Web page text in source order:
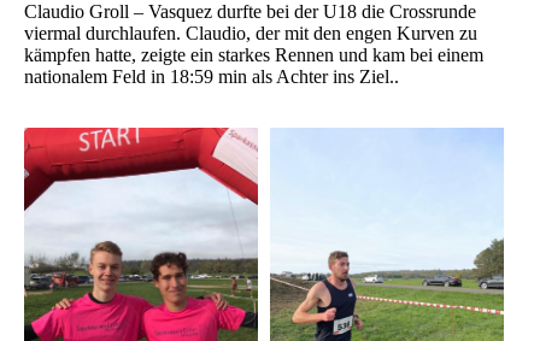
Claudio Groll – Vasquez durfte bei der U18 die Crossrunde
viermal durchlaufen. Claudio, der mit den engen Kurven zu
kämpfen hatte, zeigte ein starkes Rennen und kam bei einem
nationalem Feld in 18:59 min als Achter ins Ziel..